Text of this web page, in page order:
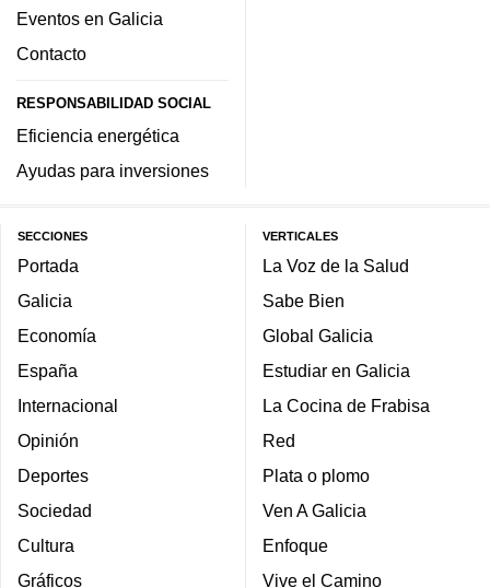
Eventos en Galicia
Contacto
RESPONSABILIDAD SOCIAL
Eficiencia energética
Ayudas para inversiones
SECCIONES
Portada
Galicia
Economía
España
Internacional
Opinión
Deportes
Sociedad
Cultura
Gráficos
VERTICALES
La Voz de la Salud
Sabe Bien
Global Galicia
Estudiar en Galicia
La Cocina de Frabisa
Red
Plata o plomo
Ven A Galicia
Enfoque
Vive el Camino